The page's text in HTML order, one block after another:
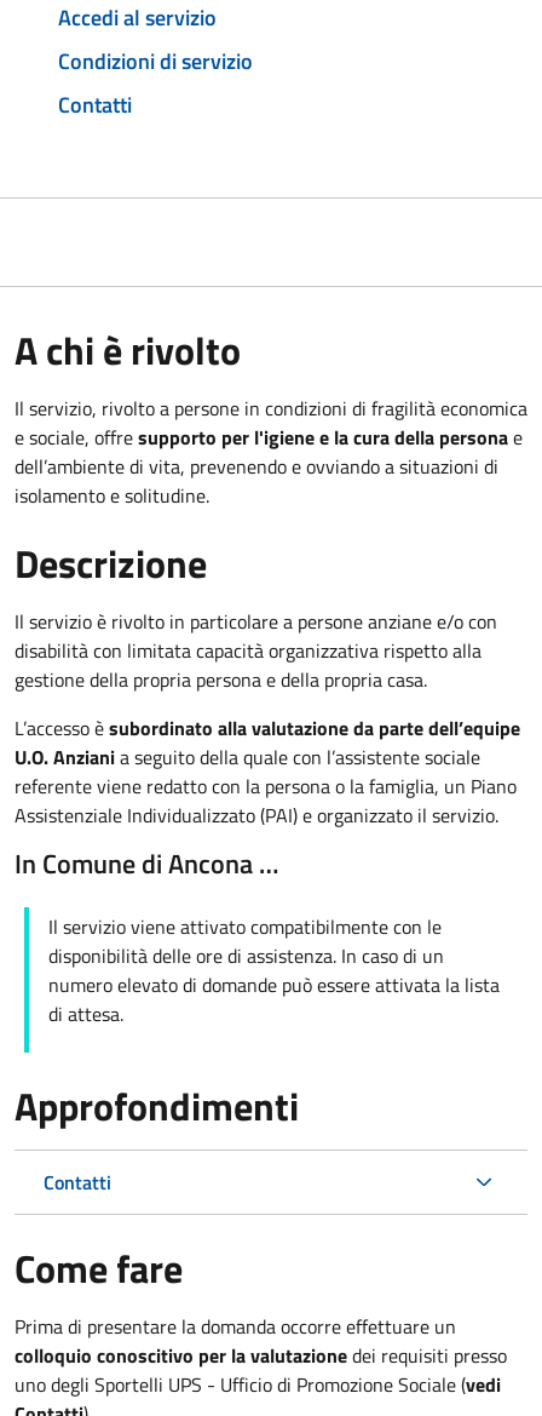
Accedi al servizio
Condizioni di servizio
Contatti
A chi è rivolto
Il servizio, rivolto a persone in condizioni di fragilità economica
e sociale, offresupporto per l'igiene e la cura della personae
dell’ambiente di vita, prevenendo e ovviando a situazioni di
isolamento e solitudine.
Descrizione
Il servizio è rivolto in particolare a persone anziane e/o con
disabilità con limitata capacità organizzativa rispetto alla
gestione della propria persona e della propria casa.
L’accesso èsubordinato alla valutazione da parte dell’equipe
U.O. Anziania seguito della quale con l’assistente sociale
referente viene redattocon la persona o la famiglia, un Piano
Assistenziale Individualizzato (PAI)e organizzato il servizio.
In Comune di Ancona …
Il servizio viene attivato compatibilmente con le
disponibilità delle ore di assistenza. In caso di un
numero elevato di domande può essere attivata la lista
di attesa.
Approfondimenti
Contatti
Come fare
Prima di presentare la domanda occorre effettuare un
colloquio conoscitivo per la valutazionedei requisiti presso
uno degli Sportelli UPS - Ufficio di Promozione Sociale (vedi